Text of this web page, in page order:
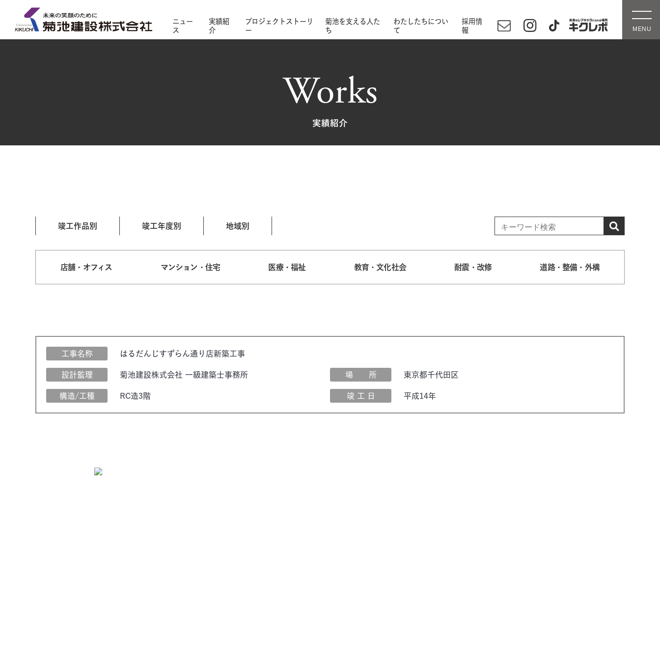
ニュー
ス
実績紹
介
プロジェクトストーリ
ー
菊池を支える人た
ち
わたしたちについ
て
採用情
報
Works
実績紹介
竣工作品別 竣工年度別 地域別
店舗・オフィス マンション・住宅 医療・福祉 教育・文化社会 耐震・改修 道路・整備・外構
工事名称 はるだんじすずらん通り店新築工事
設計監理 菊池建設株式会社 一級建築士事務所 場 所 東京都千代田区
構造/工種 RC造3階 竣 工 日 平成14年